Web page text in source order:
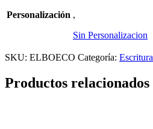
Personalización ,
Sin Personalizacion
SKU: ELBOECO Categoría: Escritura
Productos relacionados